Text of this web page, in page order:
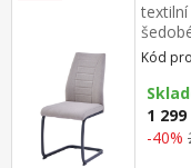
Kód
1 299
-40%